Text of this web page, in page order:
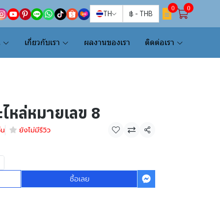
TH ฿ - THB
0 0
เกี่ยวกับเรา ผลงานของเรา ติดต่อเรา
หล่หมายเลข 8
ยังไม่มีรีวิว แชร์
ซื้อเลย